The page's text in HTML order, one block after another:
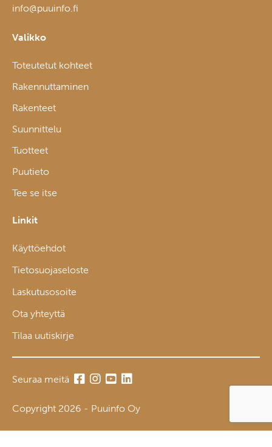
info@puuinfo.fi
Valikko
Toteutetut kohteet
Rakennuttaminen
Rakenteet
Suunnittelu
Tuotteet
Puutieto
Tee se itse
Linkit
Käyttöehdot
Tietosuojaseloste
Laskutusosoite
Ota yhteyttä
Tilaa uutiskirje
Seuraa meitä
Copyright 2026 - Puuinfo Oy